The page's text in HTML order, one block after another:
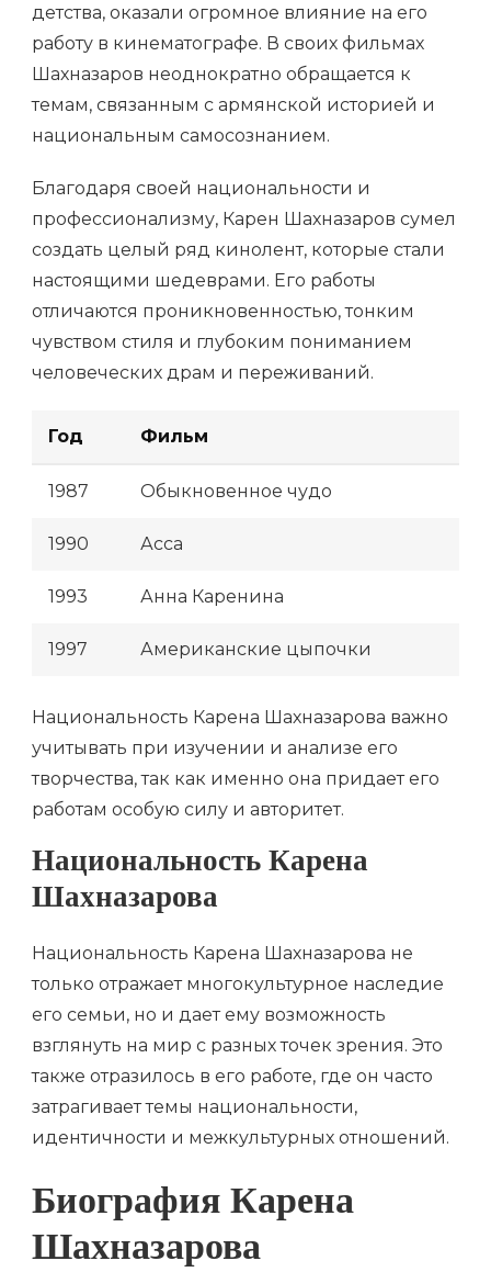
детства, оказали огромное влияние на его
работу в кинематографе. В своих фильмах
Шахназаров неоднократно обращается к
темам, связанным с армянской историей и
национальным самосознанием.
Благодаря своей национальности и
профессионализму, Карен Шахназаров сумел
создать целый ряд кинолент, которые стали
настоящими шедеврами. Его работы
отличаются проникновенностью, тонким
чувством стиля и глубоким пониманием
человеческих драм и переживаний.
Год Фильм
1987 Обыкновенное чудо
1990 Асса
1993 Анна Каренина
1997 Американские цыпочки
Национальность Карена Шахназарова важно
учитывать при изучении и анализе его
творчества, так как именно она придает его
работам особую силу и авторитет.
Национальность Карена
Шахназарова
Национальность Карена Шахназарова не
только отражает многокультурное наследие
его семьи, но и дает ему возможность
взглянуть на мир с разных точек зрения. Это
также отразилось в его работе, где он часто
затрагивает темы национальности,
идентичности и межкультурных отношений.
Биография Карена
Шахназарова